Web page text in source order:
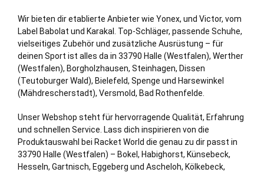
Wir bieten dir etablierte Anbieter wie Yonex, und Victor, vom
Label Babolat und Karakal. Top-Schläger, passende Schuhe,
vielseitiges Zubehör und zusätzliche Ausrüstung – für
deinen Sport ist alles da in 33790 Halle (Westfalen), Werther
(Westfalen), Borgholzhausen, Steinhagen, Dissen
(Teutoburger Wald), Bielefeld, Spenge und Harsewinkel
(Mähdrescherstadt), Versmold, Bad Rothenfelde.
Unser Webshop steht für hervorragende Qualität, Erfahrung
und schnellen Service. Lass dich inspirieren von die
Produktauswahl bei Racket World die genau zu dir passt in
33790 Halle (Westfalen) – Bokel, Habighorst, Künsebeck,
Hesseln, Gartnisch, Eggeberg und Ascheloh, Kölkebeck,